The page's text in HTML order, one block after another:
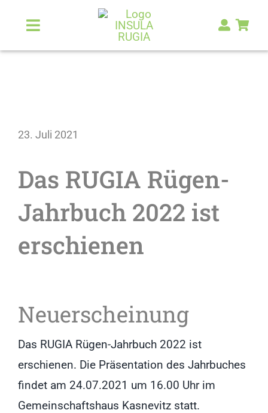
Inhalt
springen
Toggle
Navigation
Kunst & Kultur
Malerlexikon
RUGIA Shop NEU
23. Juli 2021
Das RUGIA Rügen-
Jahrbuch 2022 ist
erschienen
Neuerscheinung
Das RUGIA Rügen-Jahrbuch 2022 ist
erschienen. Die Präsentation des Jahrbuches
findet am 24.07.2021 um 16.00 Uhr im
Gemeinschaftshaus Kasnevitz statt.